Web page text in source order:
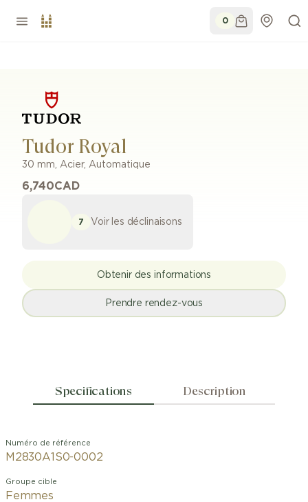
0
Tudor Royal
30 mm, Acier, Automatique
6,740CAD
7 Voir les déclinaisons
Obtenir des informations
Prendre rendez-vous
Specifications Description
Numéro de référence
M2830A1S0-0002
Groupe cible
Femmes